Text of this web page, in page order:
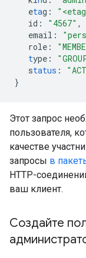
etag :
id : "4567" ,
email :
role :
type :
status :
}
Этот запрос
пользователя,
качестве
запросы в
HTTP-
ваш клиент.
Создайте